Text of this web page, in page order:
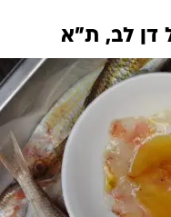
דן לב, ת"א